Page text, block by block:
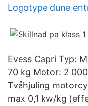
Logotype dune
Evess Capri Typ:
70 kg Motor: 2
Tvåhjuling
max 0,1 kw/kg